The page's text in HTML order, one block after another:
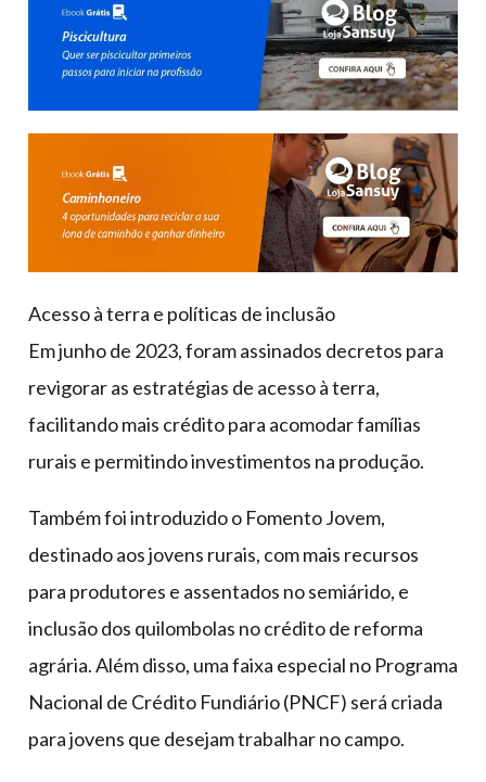
Acesso à terra e políticas de inclusão
Em junho de 2023, foram assinados decretos para
revigorar as estratégias de acesso à terra,
facilitando mais crédito para acomodar famílias
rurais e permitindo investimentos na produção.
Também foi introduzido o Fomento Jovem,
destinado aos jovens rurais, com mais recursos
para produtores e assentados no semiárido, e
inclusão dos quilombolas no crédito de reforma
agrária. Além disso, uma faixa especial no Programa
Nacional de Crédito Fundiário (PNCF) será criada
para jovens que desejam trabalhar no campo.